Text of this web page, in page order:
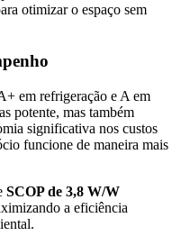
otimizar o espaço sem
em refrigeração e A em
potente, mas também
significativa nos custos
funcione de maneira mais
SCOP de 3,8 W/W
a eficiência